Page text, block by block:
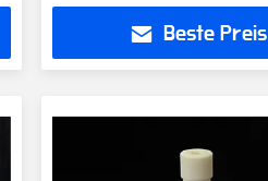
Beste Preis